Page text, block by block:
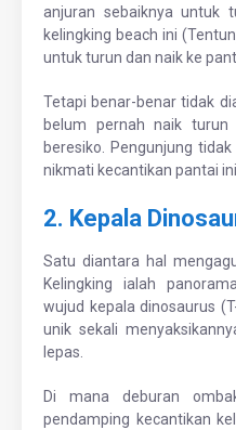
anjuran sebaiknya untuk
kelingking beach ini
untuk turun dan naik ke
Tetapi benar-benar tidak
belum pernah naik turun
beresiko. Pengunjung
nikmati kecantikan pantai
2. Kepala
Satu diantara hal
Kelingking ialah
wujud kepala dinosaurus
unik sekali
lepas.
Di mana deburan
pendamping kecantikan